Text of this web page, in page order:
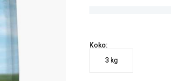
Koko:
3 kg